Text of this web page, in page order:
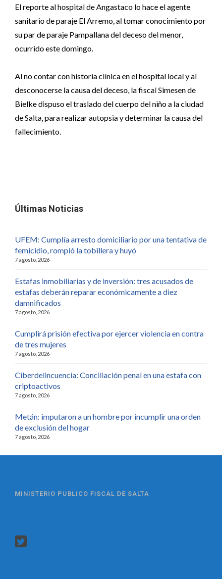
El reporte al hospital de Angastaco lo hace el agente
sanitario de paraje El Arremo, al tomar conocimiento por
su par de paraje Pampallana del deceso del menor,
ocurrido este domingo.
Al no contar con historia clínica en el hospital local y al
desconocerse la causa del deceso, la fiscal Simesen de
Bielke dispuso el traslado del cuerpo del niño a la ciudad
de Salta, para realizar autopsia y determinar la causa del
fallecimiento.
Últimas Noticias
UFEM: Cumplía arresto domiciliario por una tentativa de
femicidio, rompió la tobillera y huyó
7 agosto, 2026
Estafas inmobiliarias y de inversión: tres acusados de
estafas deberán reparar económicamente a diez
damnificados
7 agosto, 2026
Cumplirá prisión efectiva por ejercer violencia en contra
de tres mujeres
7 agosto, 2026
Ciberdelincuencia: Conciliación penal en una estafa con
criptoactivos
7 agosto, 2026
Metán: imputaron a un hombre por incumplir una orden
de exclusión del hogar
7 agosto, 2026
MINISTERIO PUBLICO FISCAL DE SALTA